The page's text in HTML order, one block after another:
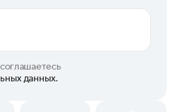
данных.